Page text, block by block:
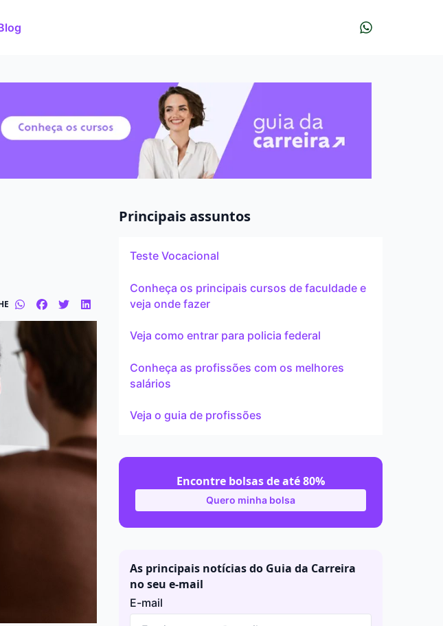
Principais assuntos
Teste Vocacional
Conheça os principais cursos de faculdade e
veja onde fazer
Veja como entrar para policia federal
Conheça as profissões com os melhores
salários
Veja o guia de profissões
Encontre bolsas de até 80%
Quero minha bolsa
O que você quer estudar?
Em que cidade quer estudar?
As principais notícias do Guia da Carreira
no seu e-mail
E-mail